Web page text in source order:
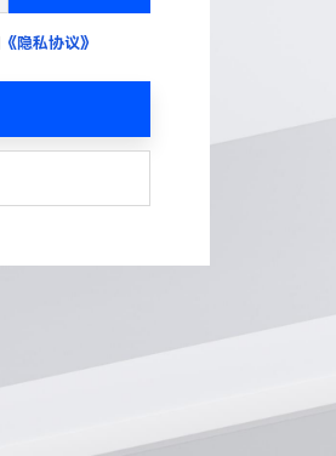
《隐私协议》